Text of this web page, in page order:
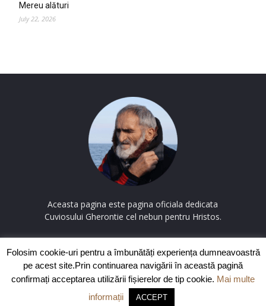
Mereu alături
July 22, 2026
Aceasta pagina este pagina oficiala dedicata
Cuviosului Gherontie cel nebun pentru Hristos.
© Copyright CuviosulGherontie.comPolitica de confidentialitate
Folosim cookie-uri pentru a îmbunătăți experiența dumneavoastră
pe acest site.Prin continuarea navigării în această pagină
confirmați acceptarea utilizării fișierelor de tip cookie. Mai multe
informații
ACCEPT